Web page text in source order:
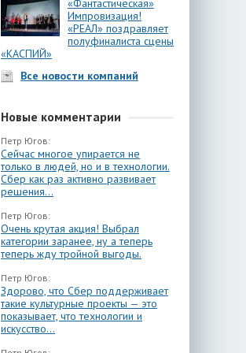
«Фантастическая»
Импровизация!
«РЕАЛ» поздравляет
полуфиналиста сцены
«КАСПИЙ»
Все новости компаний
Новые комментарии
Петр Югов:
Сейчас многое упирается не
только в людей, но и в технологии.
Сбер как раз активно развивает
решения...
Петр Югов:
Очень крутая акция! Выбрал
категории заранее, ну а теперь
теперь жду тройной выгоды.
Петр Югов:
Здорово, что Сбер поддерживает
такие культурные проекты — это
показывает, что технологии и
искусство...